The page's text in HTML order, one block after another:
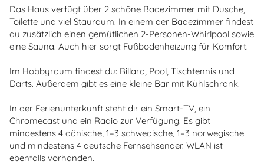
Das Haus verfügt über 2 schöne Badezimmer mit Dusche,
Toilette und viel Stauraum. In einem der Badezimmer findest
du zusätzlich einen gemütlichen 2-Personen-Whirlpool sowie
eine Sauna. Auch hier sorgt Fußbodenheizung für Komfort.
Im Hobbyraum findest du: Billard, Pool, Tischtennis und
Darts. Außerdem gibt es eine kleine Bar mit Kühlschrank.
In der Ferienunterkunft steht dir ein Smart-TV, ein
Chromecast und ein Radio zur Verfügung. Es gibt
mindestens 4 dänische, 1–3 schwedische, 1–3 norwegische
und mindestens 4 deutsche Fernsehsender. WLAN ist
ebenfalls vorhanden.